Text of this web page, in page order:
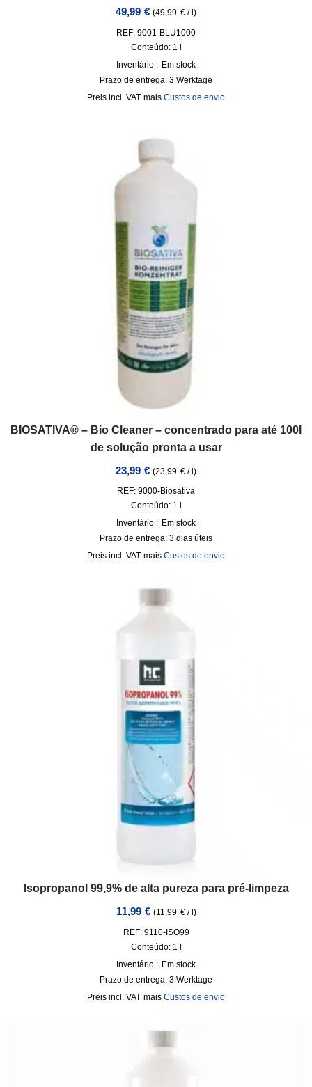
49,99 € (49,99 € / )
REF: 9001-BLU1000
Conteúdo: 1 l
Inventário : Em stock
Prazo de entrega: 3 Werktage
incl. VAT mais Custos de envio
BIOSATIVA® – Bio Cleaner – concentrado para até 100l
de solução pronta a usar
23,99 € (23,99 € /l)
REF: 9000-Biosativa
Conteúdo: 1
Inventário : Em stock
Prazo de entrega: 3 dias úteis
incl. VAT mais Custos de envio
Isopropanol 99,9% de alta pureza para pré-limpeza
11,99 € (11,99 €/ )
REF: 9110-ISO99
Conteúdo: 1 l
Inventário : Em stock
Prazo de entrega: 3 Werktage
incl. VAT mais Custos de envio